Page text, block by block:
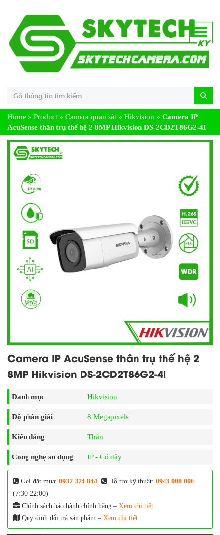
Home » Product » Camera quan sát » Hikvision » Camera IP
AcuSense thân trụ thế hệ 2 8MP Hikvision DS-2CD2T86G2-4I
Camera IP AcuSense thân trụ thế hệ 2
8MP Hikvision DS-2CD2T86G2-4I
Danh mục Hikvision
Độ phân giải 8 Megapixels
Kiểu dáng Thân
Công nghệ sử dụng IP - Có dây
Gọi đặt mua: 0937 374 844 Hỗ trợ kỹ thuật: 0943 008 000
(7:30-22:00)
Chính sách bảo hành chính hãng – Xem chi tiết
Quy định đổi trả sản phẩm – Xem chi tiết